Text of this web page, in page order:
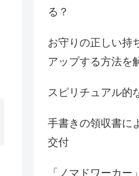
る？
お守りの正しい持
アップする方法を
スピリチュアル的
手書きの領収書に
交付
「ノマドワーカ